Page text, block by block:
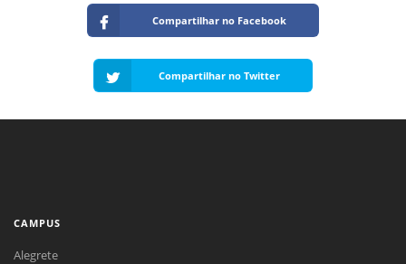
Compartilhar no Facebook
Compartilhar no Twitter
CAMPUS
Alegrete